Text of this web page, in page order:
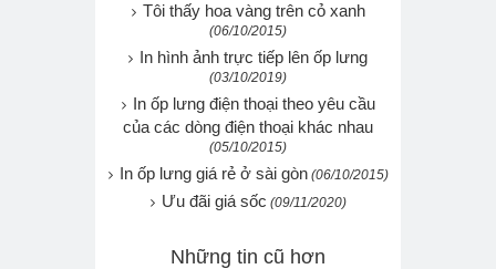
Tôi thấy hoa vàng trên cỏ xanh
(06/10/2015)
In hình ảnh trực tiếp lên ốp lưng
(03/10/2019)
In ốp lưng điện thoại theo yêu cầu
của các dòng điện thoại khác nhau
(05/10/2015)
In ốp lưng giá rẻ ở sài gòn (06/10/2015)
Ưu đãi giá sốc (09/11/2020)
Những tin cũ hơn